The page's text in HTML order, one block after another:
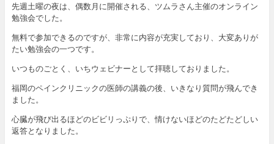
先週土曜の夜は、偶数月に開催される、ツムラさん主催のオンライン
勉強会でした。
無料で参加できるのですが、非常に内容が充実しており、大変ありが
たい勉強会の一つです。
いつものごとく、いちウェビナーとして拝聴しておりました。
福岡のペインクリニックの医師の講義の後、いきなり質問が飛んでき
ました。
心臓が飛び出るほどのビビリっぷりで、情けないほどのたどたどしい
返答となりました。